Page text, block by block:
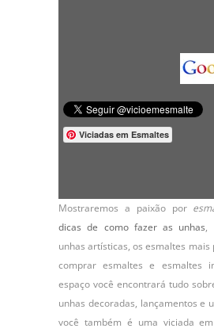
Viciadas em Esmaltes
Mostraremos a paixão por
dicas de como fazer as unhas,
unhas artísticas, osesmaltes mais
comprar esmaltes e esmaltes
espaço você encontrará tudo
unhas decoradas, lançamentos e
você também é uma viciada